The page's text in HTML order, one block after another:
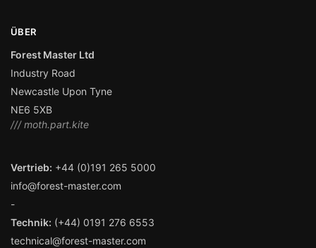
ÜBER
Forest Master Ltd
Industry Road
Newcastle Upon Tyne
NE6 5XB
/// moth.part.kite
Vertrieb: +44 (0)191 265 5000
info@forest-master.com
-
Technik: (+44) 0191 276 6553
technical@forest-master.com